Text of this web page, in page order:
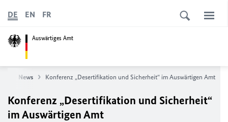
Auswärtiges Amt
DE EN FR
News Konferenz „Desertifikation und Sicherheit“ im Auswärtigen Amt
Konferenz „Desertifikation und Sicherheit“
im Auswärtigen Amt